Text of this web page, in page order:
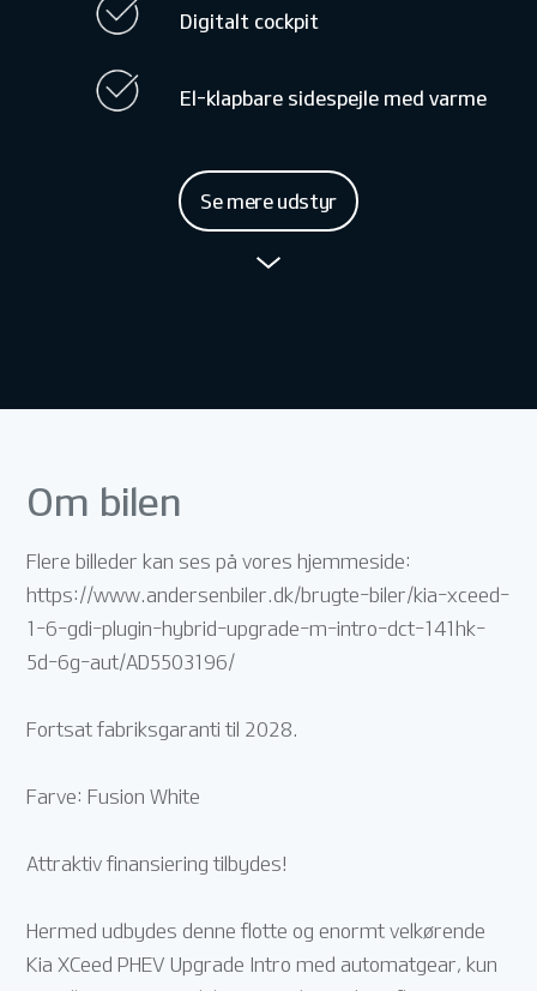
Digitalt cockpit
El-klapbare sidespejle med varme
Se mere udstyr
Om bilen
Flere billeder kan ses på vores hjemmeside:
https://www.andersenbiler.dk/brugte-biler/kia-xceed-
1-6-gdi-plugin-hybrid-upgrade-m-intro-dct-141hk-
5d-6g-aut/AD5503196/
Fortsat fabriksgaranti til 2028.
Farve: Fusion White
Attraktiv finansiering tilbydes!
Hermed udbydes denne flotte og enormt velkørende
Kia XCeed PHEV Upgrade Intro med automatgear, kun